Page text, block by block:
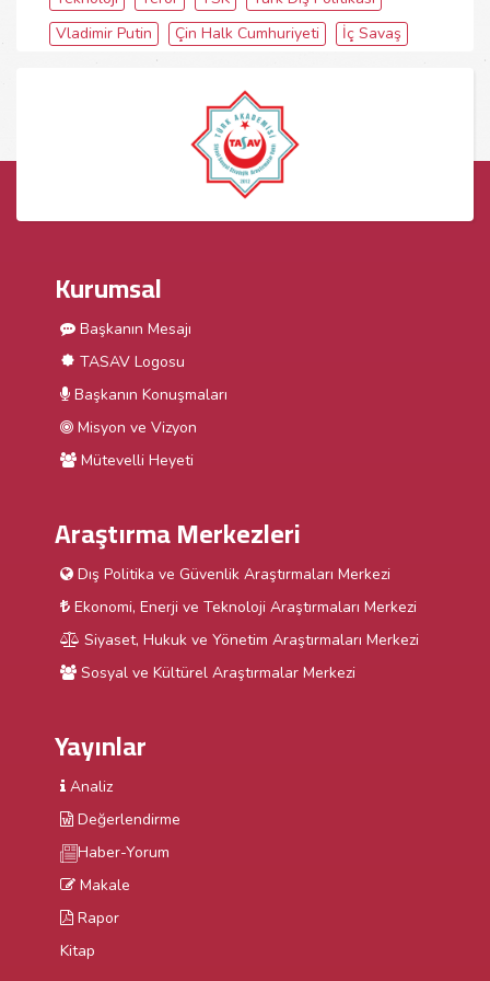
Vladimir Putin
Çin Halk Cumhuriyeti İç Savaş
Kurumsal
Başkanın Mesajı
TASAV Logosu
Başkanın Konuşmaları
Misyon ve Vizyon
Mütevelli Heyeti
Araştırma Merkezleri
Dış Politika ve Güvenlik Araştırmaları Merkezi
Ekonomi, Enerji ve Teknoloji Araştırmaları Merkezi
Siyaset, Hukuk ve Yönetim Araştırmaları Merkezi
Sosyal ve Kültürel Araştırmalar Merkezi
Yayınlar
Analiz
Değerlendirme
Haber-Yorum
Makale
Rapor
Kitap